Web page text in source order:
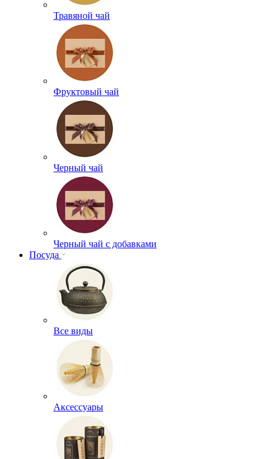
Травяной чай
Фруктовый чай
Черный чай
Черный чай с добавками
Посуда
Все виды
Аксессуары